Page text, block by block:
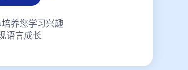
养您学习兴趣
语言成长